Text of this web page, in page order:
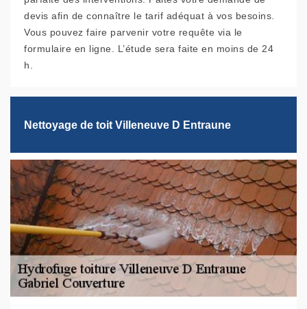
devis afin de connaître le tarif adéquat à vos besoins.
Vous pouvez faire parvenir votre requête via le
formulaire en ligne. L’étude sera faite en moins de 24
h.
Nettoyage de toit Villeneuve D Entraune